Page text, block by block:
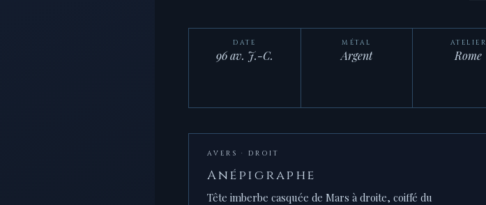
DATE
96 av. J.-C.
MÉTAL
Argent
ATELIER
Rome
AVERS · DROIT
Anépigraphe
Tête imberbe casquée de Mars à droite, coiffé du